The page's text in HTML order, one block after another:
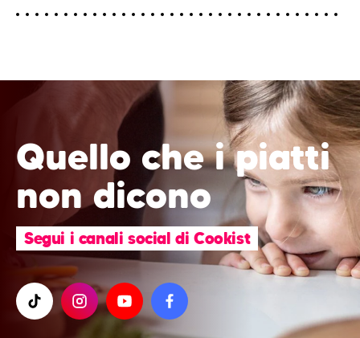
Quello che i piatti
non dicono
Segui i canali social di Cookist